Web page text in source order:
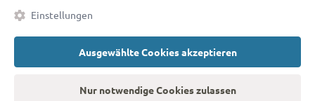
© 2026 advocado
Einstellungen
Ausgewählte Cookies akzeptieren
Nur notwendige Cookies zulassen